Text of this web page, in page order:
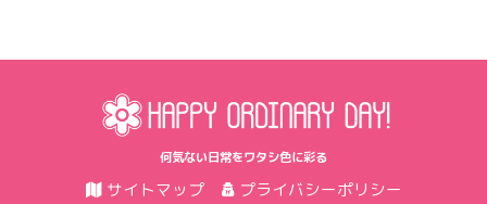
何気ない日常をワタシ色に彩る
サイトマップ プライバシーポリシー